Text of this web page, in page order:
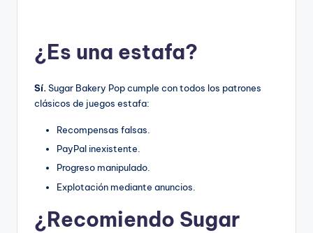
¿Es una estafa?
Sí.Sugar Bakery Pop cumple con todos los patrones
clásicos de juegos estafa:
Recompensas falsas.
PayPal inexistente.
Progreso manipulado.
Explotación mediante anuncios.
¿Recomiendo Sugar